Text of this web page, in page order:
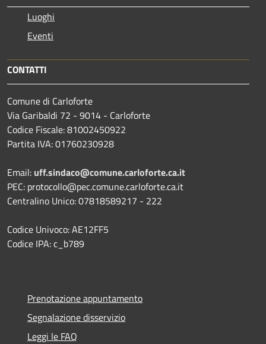
Luoghi
Eventi
CONTATTI
Comune di Carloforte
Via Garibaldi 72 - 9014 - Carloforte
Codice Fiscale: 81002450922
Partita IVA: 01760230928
Email: uff.sindaco@comune.carloforte.ca.it
PEC: protocollo@pec.comune.carloforte.ca.it
Centralino Unico: 07818589217 - 222
Codice Univoco: AE12FF5
Codice IPA: c_b789
Prenotazione appuntamento
Segnalazione disservizio
Leggi le FAQ